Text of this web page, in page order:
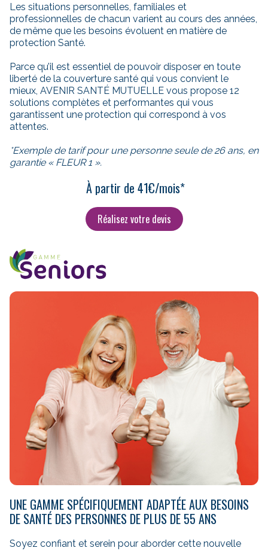
Les situations personnelles, familiales et
professionnelles de chacun varient au cours des années,
de même que les besoins évoluent en matière de
protection Santé.
Parce qu’il est essentiel de pouvoir disposer en toute
liberté de la couverture santé qui vous convient le
mieux, AVENIR SANTÉ MUTUELLE vous propose 12
solutions complètes et performantes qui vous
garantissent une protection qui correspond à vos
attentes.
*Exemple de tarif pour une personne seule de 26 ans, en
garantie « FLEUR 1 ».
À partir de 41€/mois*
Réalisez votre devis
UNE GAMME SPÉCIFIQUEMENT ADAPTÉE AUX BESOINS
DE SANTÉ DES PERSONNES DE PLUS DE 55 ANS
Soyez confiant et serein pour aborder cette nouvelle